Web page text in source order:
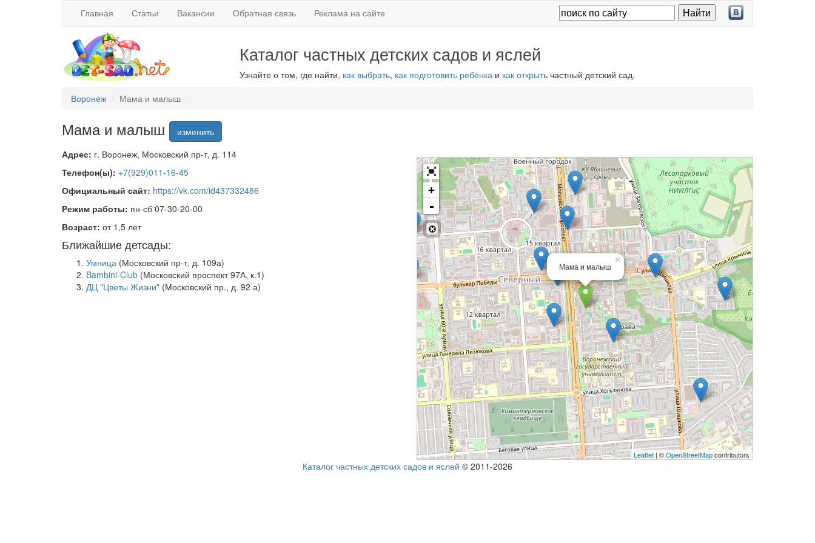
Главная Статьи Вакансии Обратная связь Реклама на сайте
Каталог частных детских садов и яслей
Узнайте о том, где найти, как выбрать, как подготовить ребёнкаи как открытьчастный детский сад.
Воронеж
Мама и малыш
Мама и малыш
изменить
Адрес: г. Воронеж, Московский пр-т, д. 114
Телефон(ы): +7(929)011-16-45
Официальный сайт: https://vk.com/id437332486
Режим работы: пн-сб 07-30-20-00
Возраст: от 1,5 лет
Ближайшие детсады:
Умница (Московский пр-т, д. 109а)
Bambini-Club (Московский проспект 97А, к.1)
ДЦ "Цветы Жизни" (Московский пр., д. 92 а)
×
Мама и малыш
+
-
Leaflet | ©OpenStreetMapcontributors
Каталог частных детских садов и яслей © 2011-2026